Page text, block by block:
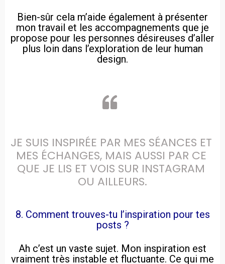
Bien-sûr cela m’aide également à présenter
mon travail et les accompagnements que je
propose pour les personnes désireuses d’aller
plus loin dans l’exploration de leur human
design.
JE SUIS INSPIRÉE PAR MES SÉANCES ET
MES ÉCHANGES, MAIS AUSSI PAR CE
QUE JE LIS ET VOIS SUR INSTAGRAM
OU AILLEURS.
8. Comment trouves-tu l’inspiration pour tes
posts ?
Ah c’est un vaste sujet. Mon inspiration est
vraiment très instable et fluctuante. Ce qui me